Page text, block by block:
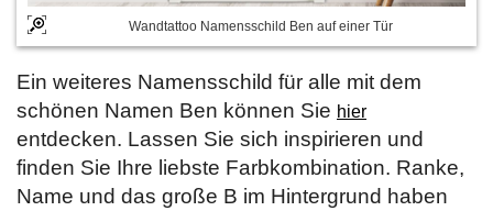
Wandtattoo Namensschild Ben auf einer Tür
Ein weiteres Namensschild für alle mit dem
schönen Namen Ben können Sie hier
entdecken. Lassen Sie sich inspirieren und
finden Sie Ihre liebste Farbkombination. Ranke,
Name und das große B im Hintergrund haben